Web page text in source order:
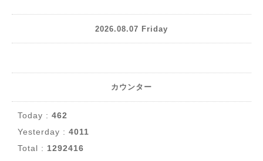
2026.08.07 Friday
カウンター
Today : 462
Yesterday : 4011
Total : 1292416